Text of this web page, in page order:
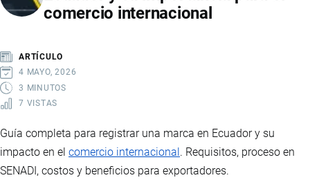
REQUISITOS,
CLAVES
comercio internacional
ARTÍCULO
4 MAYO, 2026
3 MINUTOS
7 VISTAS
Guía completa para registrar una marca en Ecuador y su
impacto en el comercio internacional. Requisitos, proceso en
SENADI, costos y beneficios para exportadores.